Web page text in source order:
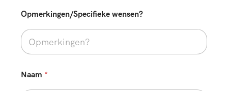
Opmerkingen/Specifieke wensen?
Naam *